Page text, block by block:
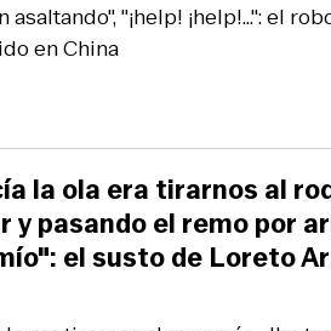
asaltando", "¡help! ¡help!...": el
en China
la ola era tirarnos al
pasando el remo por
el susto de Loreto